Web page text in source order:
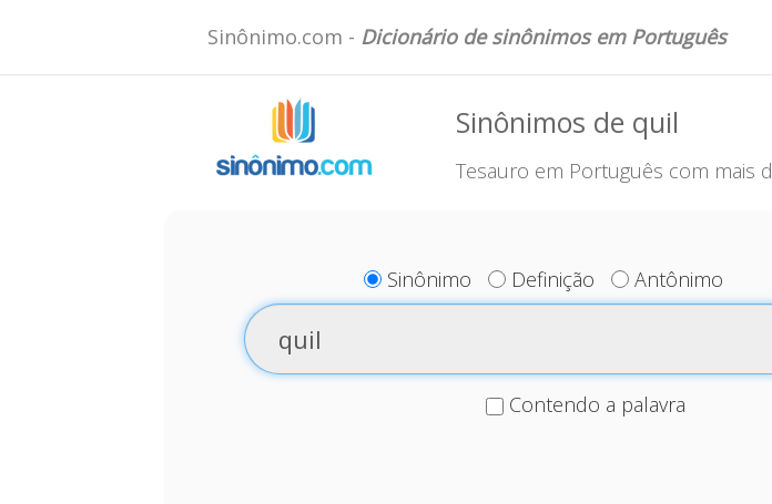
Sinônimo.com - Dicionário de sinônimos em Português
Sinônimos de quil
Tesauro em Português com mais
Sinônimo Definição Antônimo
Contendo a palavra